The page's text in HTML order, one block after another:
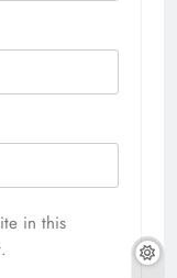
in this